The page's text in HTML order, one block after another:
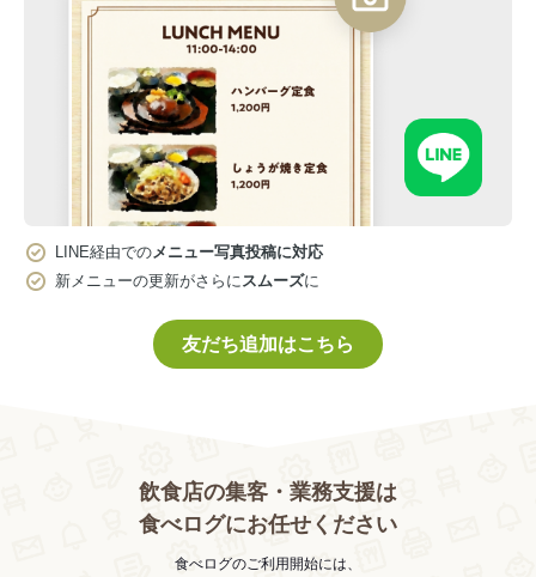
LINE経由でのメニュー写真投稿に対応
新メニューの更新がさらにスムーズに
友だち追加はこちら
飲食店の集客・業務支援は
食べログにお任せください
食べログのご利用開始には、